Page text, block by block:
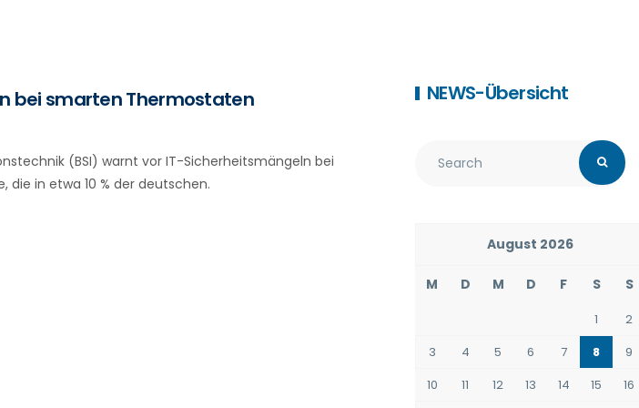
bei smarten Thermostaten
(BSI) warnt vor IT-Sicherheitsmängeln bei
die in etwa 10 % der deutschen.
NEWS-Übersicht
August 2026
M D M D F S S
1
2
3
4 5 6 7 8
9
10
11 12 13 14 15
16